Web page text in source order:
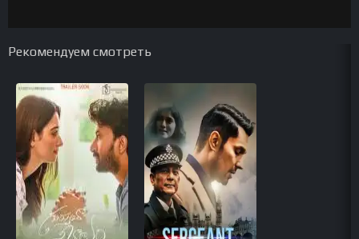
Рекомендуем смотреть